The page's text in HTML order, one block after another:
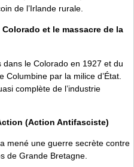
de l’Irlande rurale.
et le massacre de la
dans le Colorado en 1927 et du
par la milice d’État.
complète de l’industrie
(Action Antifasciste)
mené une guerre secrète contre
de Grande Bretagne.